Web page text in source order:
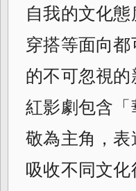
自我的文化
穿搭等面向都
的不可忽視的
紅影劇包含
敬為主角，表
吸收不同文